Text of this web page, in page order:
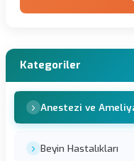
Kategoriler
Anestezi ve
Beyin Hastalıkları